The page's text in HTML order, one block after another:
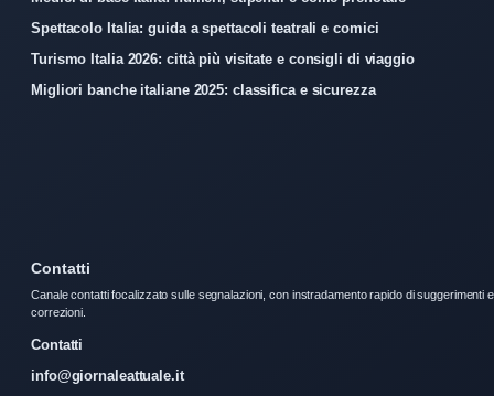
Spettacolo Italia: guida a spettacoli teatrali e comici
Turismo Italia 2026: città più visitate e consigli di viaggio
Migliori banche italiane 2025: classifica e sicurezza
Contatti
Canale contatti focalizzato sulle segnalazioni, con instradamento rapido di suggerimenti e
correzioni.
Contatti
info@giornaleattuale.it